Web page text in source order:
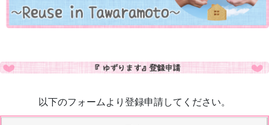
以下のフォームより登録申請してください。